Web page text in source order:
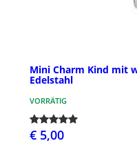
Mini Charm Kind mit
Edelstahl
VORRÄTIG
€ 5,00